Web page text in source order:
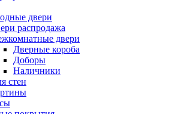
двери
распродажа
двери
Дверные короба
Доборы
Наличники
стен